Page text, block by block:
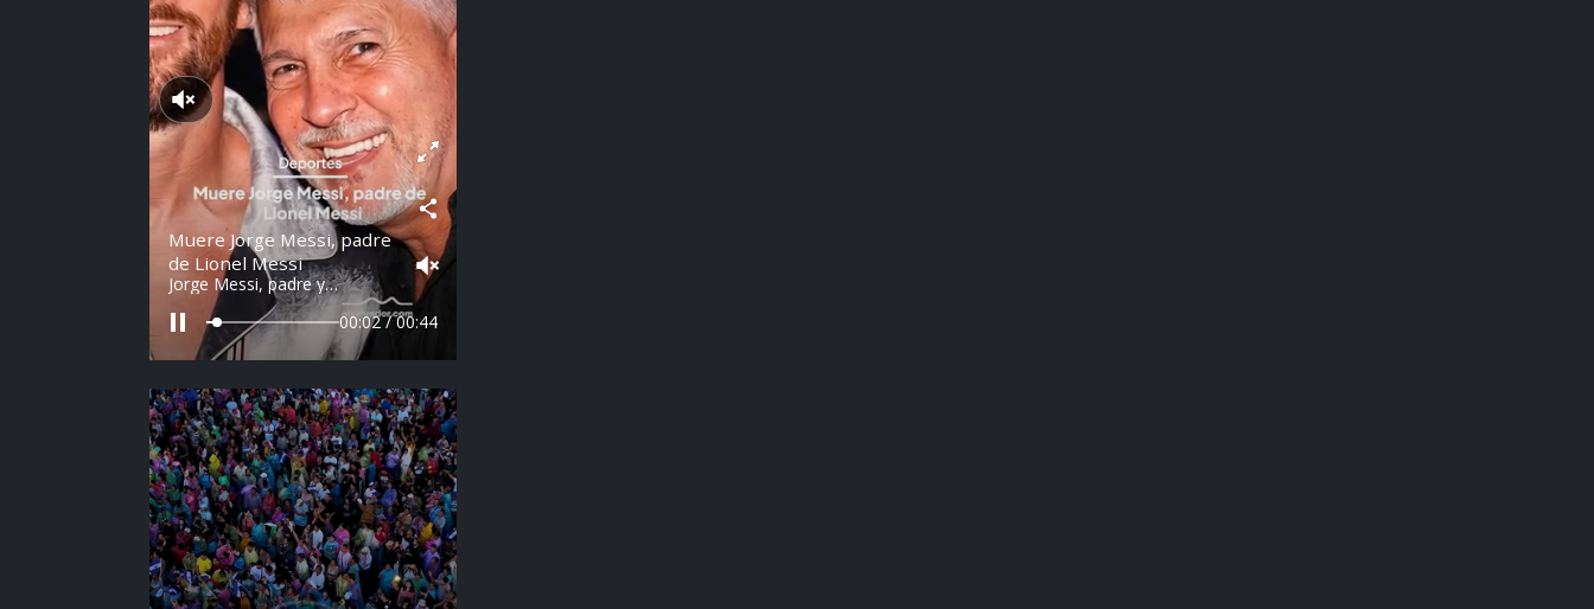
Reproducir sonido
Muere Jorge Messi, padre
de Lionel Messi
Jorge Messi, padre y
representante de Lionel
Messi, falleció a los 68 años
en Argentina. Fue una figura
clave en la carrera del astro
años.
00:03 / 00:44